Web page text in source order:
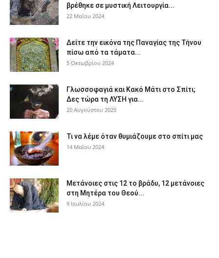
βρέθηκε σε μυστική Λειτουργία...
22 Μαΐου 2024
Δείτε την εικόνα της Παναγίας της Τήνου
πίσω από τα τάματα...
5 Οκτωβρίου 2024
Γλωσσοφαγιά και Κακό Μάτι στο Σπίτι;
Δες τώρα τη ΛΥΣΗ για...
20 Αυγούστου 2025
Τι να λέμε όταν θυμιάζουμε στο σπίτι μας
14 Μαΐου 2024
Μετάνοιες στις 12 το βράδυ, 12 μετάνοιες
στη Μητέρα του Θεού...
9 Ιουλίου 2024